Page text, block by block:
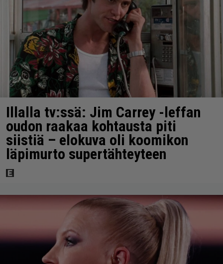
Illalla tv:ssä: Jim Carrey -leffan
oudon raakaa kohtausta piti
siistiä – elokuva oli koomikon
läpimurto supertähteyteen